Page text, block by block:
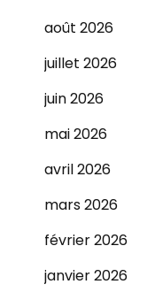
août 2026
juillet 2026
juin 2026
mai 2026
avril 2026
mars 2026
février 2026
janvier 2026